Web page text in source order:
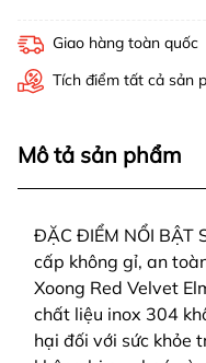
Giao hàng toàn quốc
Tích điểm tất cả sản
Mô tả sản phẩm
ĐẶC ĐIỂM NỔI BẬT
cấp không gỉ, an
Xoong Red Velvet
chất liệu inox 304
hại đối với sức khỏe